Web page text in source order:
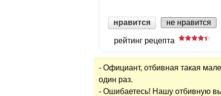
нравится не нравится
рейтинг рецепта
- Официант, отбивная такая
один раз.
- Ошибаетесь! Нашу отбивную